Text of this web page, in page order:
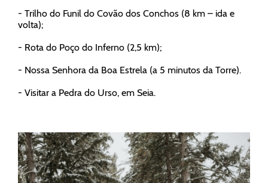
- Trilho do Funil do Covão dos Conchos (8 km – ida e
volta);
- Rota do Poço do Inferno (2,5 km);
- Nossa Senhora da Boa Estrela (a 5 minutos da Torre).
- Visitar a Pedra do Urso, em Seia.